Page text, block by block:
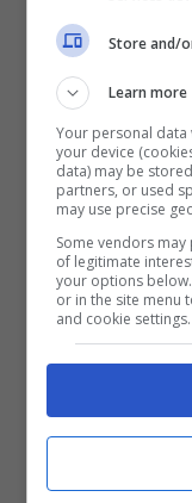
Nel 2022
compagnie
borsa è
affrontare: “È
centesimi di
centesimi sul
un’energia
Nel discorso
prendere in
assetto
nel prossimo
Store and/
Learn more
Your personal
your device
data) may be
partners, or used
may use precise
Some vendors
of legitimate
your options
or in the site menu
and cookie settings.